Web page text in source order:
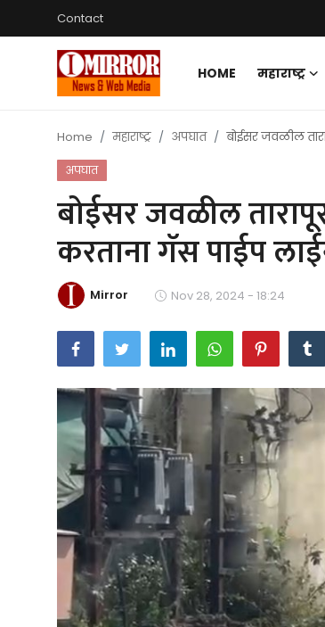
Contact
HOME महाराष्ट्र
Login
देश विदेश
Contact
Home महाराष्ट्र अपघात बोईसर जवळील
अपघात
बोईसर जवळील
करताना गॅस पाईप
Mirror Nov 28, 2024 - 18:24